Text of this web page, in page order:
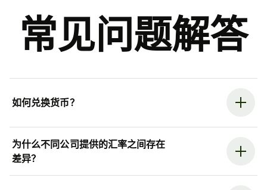
常见问题解答
如何兑换货币？
为什么不同公司提供的汇率之间存在
差异？